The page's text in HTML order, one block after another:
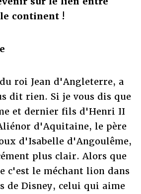
continent !
roi Jean d'Angleterre, a
dit rien. Si je vous dis que
et dernier fils d'Henri II
d'Aquitaine, le père
d'Isabelle d'Angoulême,
plus clair. Alors que
c'est le méchant lion dans
de Disney, celui qui aime